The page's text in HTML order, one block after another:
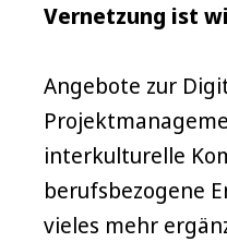
Vernetzung ist
Angebote zur
interkulturelle
berufsbezogene
vieles mehr